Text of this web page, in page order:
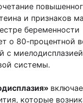
и признаков
беременности
о 80-процентной
с
системы.
которые